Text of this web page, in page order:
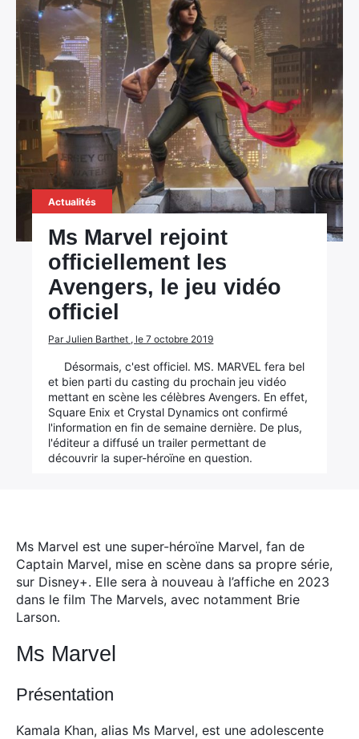
Ms Marvel est une super-héroïne Marvel, fan de
Captain Marvel, mise en scène dans sa propre série,
sur Disney+. Elle sera à nouveau à l’affiche en 2023
dans le film The Marvels, avec notamment Brie
Larson.
Ms Marvel
Présentation
Kamala Khan, alias Ms Marvel, est une adolescente
Actualités
Ms Marvel rejoint
officiellement les
Avengers, le jeu vidéo
officiel
Par Julien Barthet , le 7 octobre 2019
Désormais, c'est officiel. MS. MARVEL fera bel
et bien parti du casting du prochain jeu vidéo
mettant en scène les célèbres Avengers. En effet,
Square Enix et Crystal Dynamics ont confirmé
l'information en fin de semaine dernière. De plus,
l'éditeur a diffusé un trailer permettant de
découvrir la super-héroïne en question.